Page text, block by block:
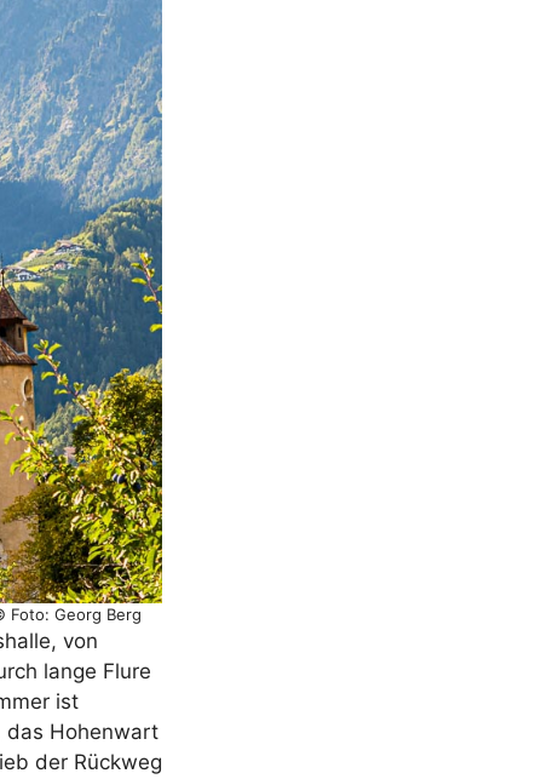
Foto: Georg Berg
von
lange Flure
ist
das Hohenwart
der Rückweg